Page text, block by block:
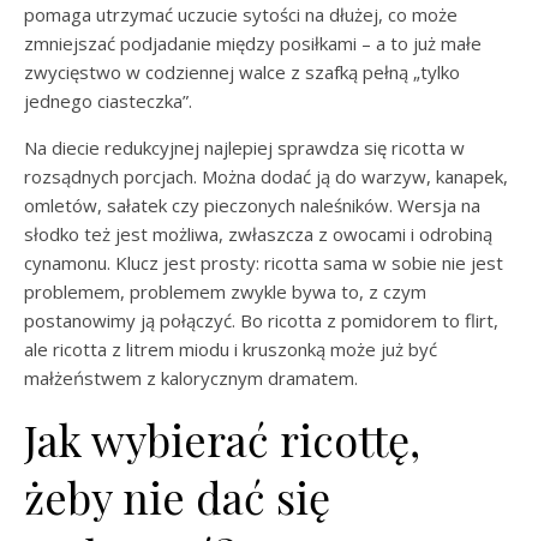
pomaga utrzymać uczucie sytości na dłużej, co może
zmniejszać podjadanie między posiłkami – a to już małe
zwycięstwo w codziennej walce z szafką pełną „tylko
jednego ciasteczka”.
Na diecie redukcyjnej najlepiej sprawdza się ricotta w
rozsądnych porcjach. Można dodać ją do warzyw, kanapek,
omletów, sałatek czy pieczonych naleśników. Wersja na
słodko też jest możliwa, zwłaszcza z owocami i odrobiną
cynamonu. Klucz jest prosty: ricotta sama w sobie nie jest
problemem, problemem zwykle bywa to, z czym
postanowimy ją połączyć. Bo ricotta z pomidorem to flirt,
ale ricotta z litrem miodu i kruszonką może już być
małżeństwem z kalorycznym dramatem.
Jak wybierać ricottę,
żeby nie dać się